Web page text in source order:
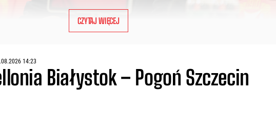
CZYTAJ WIĘCEJ
14:23
Białystok – Pogoń Szczecin